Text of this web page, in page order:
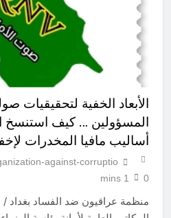
الأبعاد الخفية لتحقيقيات
المسؤولين … كيف استنسخ
أساليب مافيا المخدرات
against-corruptio
0
1 mins
منظمة عراقيون ضد الفساد بغداد /